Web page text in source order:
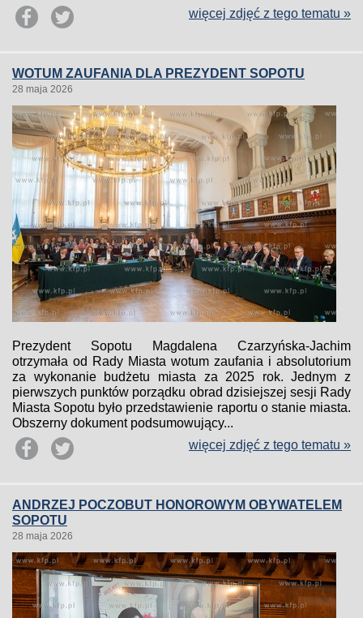
więcej zdjęć z tego tematu »
WOTUM ZAUFANIA DLA PREZYDENT SOPOTU
28 maja 2026
Prezydent Sopotu Magdalena Czarzyńska-Jachim
otrzymała od Rady Miasta wotum zaufania i absolutorium
za wykonanie budżetu miasta za 2025 rok. Jednym z
pierwszych punktów porządku obrad dzisiejszej sesji Rady
Miasta Sopotu było przedstawienie raportu o stanie miasta.
Obszerny dokument podsumowujący...
więcej zdjęć z tego tematu »
ANDRZEJ POCZOBUT HONOROWYM OBYWATELEM
SOPOTU
28 maja 2026